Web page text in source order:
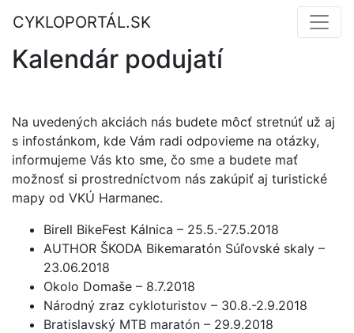
CYKLOPORTÁL.SK
Kalendár podujatí
Na uvedených akciách nás budete môcť stretnúť už aj
s infostánkom, kde Vám radi odpovieme na otázky,
informujeme Vás kto sme, čo sme a budete mať
možnosť si prostredníctvom nás zakúpiť aj turistické
mapy od VKÚ Harmanec.
Birell BikeFest Kálnica – 25.5.-27.5.2018
AUTHOR ŠKODA Bikemaratón Súľovské skaly –
23.06.2018
Okolo Domaše – 8.7.2018
Národný zraz cykloturistov – 30.8.-2.9.2018
Bratislavský MTB maratón – 29.9.2018